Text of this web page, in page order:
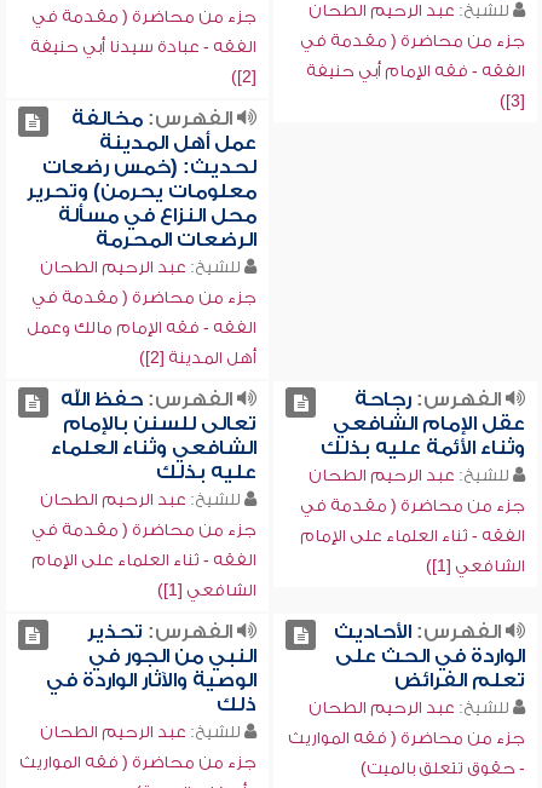
للشيخ: عبد الرحيم الطحان
جزء من محاضرة ( مقدمة في
الفقه - فقه الإمام أبي حنيفة
[3])
جزء من محاضرة ( مقدمة في
الفقه - عبادة سيدنا أبي حنيفة
[2])
الفهرس:مخالفة
عمل أهل المدينة
لحديث: (خمس رضعات
معلومات يحرمن) وتحرير
محل النزاع في مسألة
الرضعات المحرمة
للشيخ: عبد الرحيم الطحان
جزء من محاضرة ( مقدمة في
الفقه - فقه الإمام مالك وعمل
أهل المدينة [2])
الفهرس:رجاحة
عقل الإمام الشافعي
وثناء الأئمة عليه بذلك
للشيخ: عبد الرحيم الطحان
جزء من محاضرة ( مقدمة في
الفقه - ثناء العلماء على الإمام
الشافعي [1])
الفهرس:حفظ الله
تعالى للسنن بالإمام
الشافعي وثناء العلماء
عليه بذلك
للشيخ: عبد الرحيم الطحان
جزء من محاضرة ( مقدمة في
الفقه - ثناء العلماء على الإمام
الشافعي [1])
الفهرس:الأحاديث
الواردة في الحث على
تعلم الفرائض
للشيخ: عبد الرحيم الطحان
جزء من محاضرة ( فقه المواريث
- حقوق تتعلق بالميت)
الفهرس: تحذير
النبي من الجور في
الوصية والآثار الواردة في
ذلك
للشيخ: عبد الرحيم الطحان
جزء من محاضرة ( فقه المواريث